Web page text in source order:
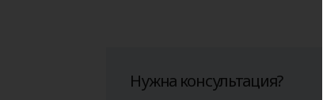
Нужна консультация?